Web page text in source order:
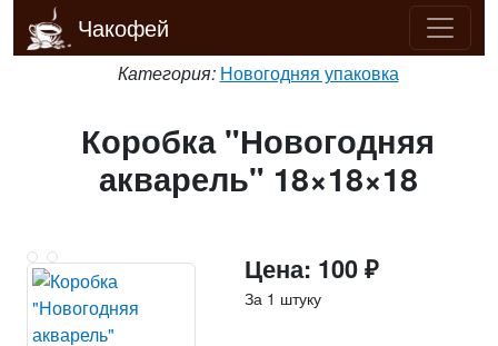
Чакофей
Категория: Новогодняя упаковка
Коробка "Новогодняя
акварель" 18×18×18
Цена: 100 ₽
За 1 штуку